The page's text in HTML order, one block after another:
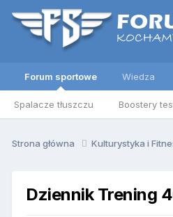
Forum sportowe
Spalacze tłuszczu Boostery
Wiedza
Strona główna Kulturystyka i
Dziennik Trening